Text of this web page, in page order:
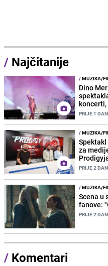
/ Najčitanije
/MUZIKA/
Dino
PRIJE 1 DAN
/MUZIKA/
za
PRIJE 2
/MUZIKA/
Scena u
fanove:
PRIJE 2
/ Komentari